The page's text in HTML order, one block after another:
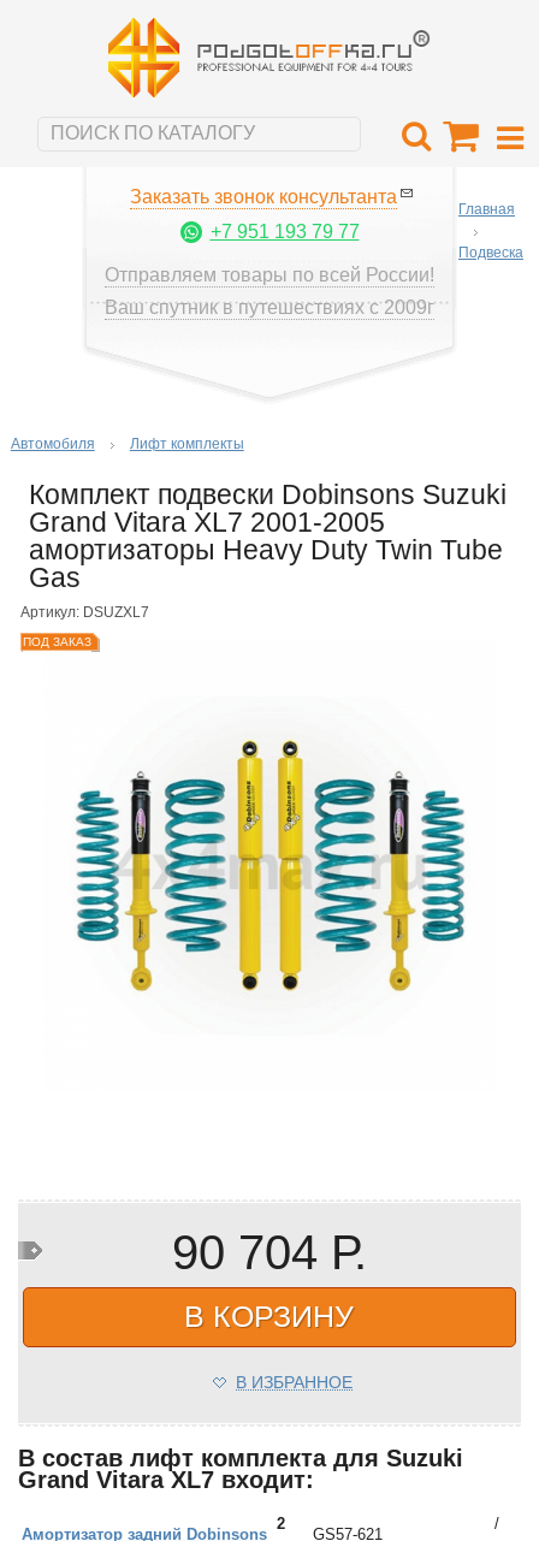
Заказать звонок консультанта
+7 951 193 79 77
Отправляем товары по всей России!
Ваш спутник в путешествиях с 2009г
Главная
Подвеска
Автомобиля Лифт комплекты
Комплект подвески Dobinsons Suzuki
Grand Vitara XL7 2001-2005
амортизаторы Heavy Duty Twin Tube
Gas
Артикул: DSUZXL7
ПОД ЗАКАЗ
90 704 Р.
В КОРЗИНУ
В ИЗБРАННОЕ
В состав лифт комплекта для Suzuki
Grand Vitara XL7 входит:
Амортизатор задний Dobinsons
2
GS57-621
/